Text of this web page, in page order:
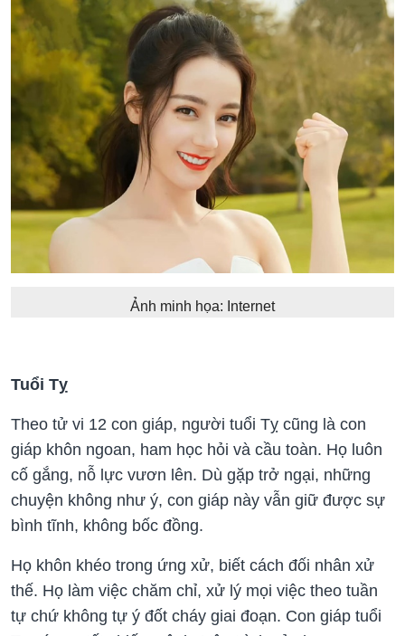
Ảnh minh họa: Internet
Tuổi Tỵ
Theo tử vi 12 con giáp, người tuổi Tỵ cũng là con
giáp khôn ngoan, ham học hỏi và cầu toàn. Họ luôn
cố gắng, nỗ lực vươn lên. Dù gặp trở ngại, những
chuyện không như ý, con giáp này vẫn giữ được sự
bình tĩnh, không bốc đồng.
Họ khôn khéo trong ứng xử, biết cách đối nhân xử
thế. Họ làm việc chăm chỉ, xử lý mọi việc theo tuần
tự chứ không tự ý đốt cháy giai đoạn. Con giáp tuổi